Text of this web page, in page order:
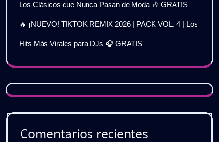
Los Clásicos que Nunca Pasan de Moda 🎶 GRATIS
🔥 ¡NUEVO! TIKTOK REMIX 2026 | PACK VOL. 4 | Los
Hits Más Virales para DJs 🎧 GRATIS
Comentarios recientes